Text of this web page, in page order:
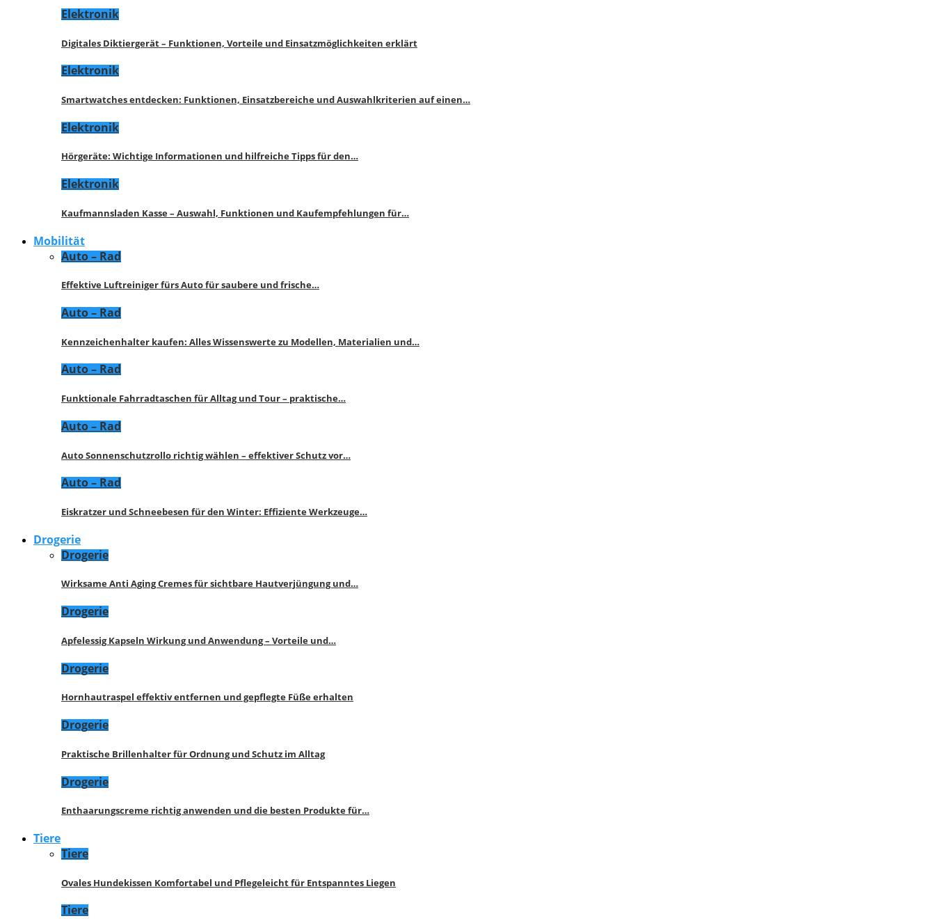
Elektronik
Digitales Diktiergerät – Funktionen, Vorteile und Einsatzmöglichkeiten erklärt
Elektronik
Smartwatches entdecken: Funktionen, Einsatzbereiche und Auswahlkriterien auf einen…
Elektronik
Hörgeräte: Wichtige Informationen und hilfreiche Tipps für den…
Elektronik
Kaufmannsladen Kasse – Auswahl, Funktionen und Kaufempfehlungen für…
Mobilität
Auto – Rad
Effektive Luftreiniger fürs Auto für saubere und frische…
Auto – Rad
Kennzeichenhalter kaufen: Alles Wissenswerte zu Modellen, Materialien und…
Auto – Rad
Funktionale Fahrradtaschen für Alltag und Tour – praktische…
Auto – Rad
Auto Sonnenschutzrollo richtig wählen – effektiver Schutz vor…
Auto – Rad
Eiskratzer und Schneebesen für den Winter: Effiziente Werkzeuge…
Drogerie
Drogerie
Wirksame Anti Aging Cremes für sichtbare Hautverjüngung und…
Drogerie
Apfelessig Kapseln Wirkung und Anwendung – Vorteile und…
Drogerie
Hornhautraspel effektiv entfernen und gepflegte Füße erhalten
Drogerie
Praktische Brillenhalter für Ordnung und Schutz im Alltag
Drogerie
Enthaarungscreme richtig anwenden und die besten Produkte für…
Tiere
Tiere
Ovales Hundekissen Komfortabel und Pflegeleicht für Entspanntes Liegen
Tiere